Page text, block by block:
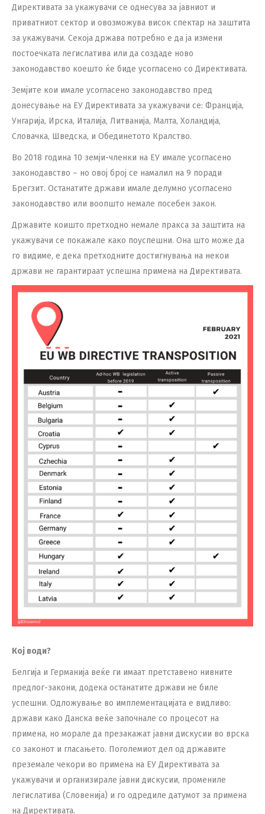
Директивата за укажувачи се однесува за јавниот и
приватниот сектор и овозможува висок спектар на заштита
за укажувачи. Секоја држава потребно е да ја измени
постоечката легислатива или да создаде ново
законодавство коешто ќе биде усогласено со Директивата.
Земјите кои имале усогласено законодавство пред
донесување на ЕУ Директивата за укажувачи се: Франција,
Унгарија, Ирска, Италија, Литванија, Малта, Холандија,
Словачка, Шведска, и Обединетото Кралство.
Во 2018 година 10 земји-членки на ЕУ имале усогласено
законодавство – но овој број се намалил на 9 поради
Брегзит. Останатите држави имале делумно усогласено
законодавство или воопшто немале посебен закон.
Државите коишто претходно немале пракса за заштита на
укажувачи се покажале како поуспешни. Она што може да
го видиме, е дека претходните достигнувања на некои
држави не гарантираат успешна примена на Директивата.
Кој води?
Белгија и Германија веќе ги имаат претставено нивните
предлог-закони, додека останатите држави не биле
успешни. Одложување во имплементацијата е видливо:
држави како Данска веќе започнале со процесот на
примена, но морале да презакажат јавни дискусии во врска
со законот и гласањето. Поголемиот дел од државите
преземале чекори во примена на ЕУ Директивата за
укажувачи и организирале јавни дискусии, промениле
легислатива (Словенија) и го одредиле датумот за примена
на Директивата.